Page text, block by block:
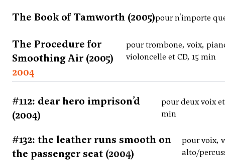
The Book of Tamworth (2005)pour n'importe
The Procedure for
Smoothing Air (2005)
pour trombone, voix,
violoncelle et CD, 15 min
2004
#112: dear hero imprison’d
(2004)
pour deux voix
min
#132: the leather runs smooth on
the passenger seat (2004)
pour voix,
alto/